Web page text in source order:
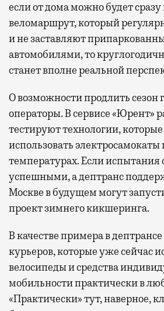
если от дома можно будет сразу
веломаршрут, который
и не заставляют
автомобилями, то
станет вполне реальной
О возможности продлить сезон
операторы. В сервисе «Юрент»
тестируют технологии,
использовать
температурах. Если испытания
успешными, а дептранс
Москве в будущем могут
проект зимнего кикшеринга.
В качестве примера в
курьеров, которые уже сейчас
велосипеды и средства
мобильности практически в
«Практически» тут, наверное,